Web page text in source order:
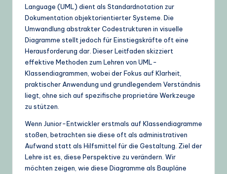
K
o
w
Language (UML) dient als Standardnotation zur
Dokumentation objektorientierter Systeme. Die
Umwandlung abstrakter Codestrukturen in visuelle
Diagramme stellt jedoch für Einstiegskräfte oft eine
Herausforderung dar. Dieser Leitfaden skizziert
effektive Methoden zum Lehren von UML-
Klassendiagrammen, wobei der Fokus auf Klarheit,
praktischer Anwendung und grundlegendem Verständnis
liegt, ohne sich auf spezifische proprietäre Werkzeuge
zu stützen.
Wenn Junior-Entwickler erstmals auf Klassendiagramme
stoßen, betrachten sie diese oft als administrativen
Aufwand statt als Hilfsmittel für die Gestaltung. Ziel der
Lehre ist es, diese Perspektive zu verändern. Wir
möchten zeigen, wie diese Diagramme als Baupläne